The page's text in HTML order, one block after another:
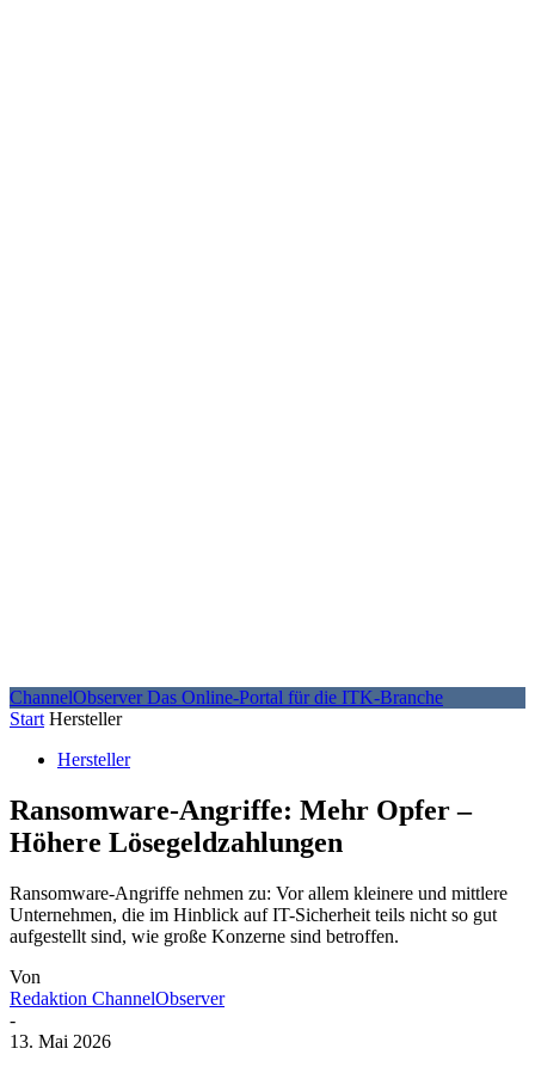
ChannelObserver Das Online-Portal für die ITK-Branche
Start Hersteller
Hersteller
Ransomware-Angriffe: Mehr Opfer –
Höhere Lösegeldzahlungen
Ransomware-Angriffe nehmen zu: Vor allem kleinere und mittlere
Unternehmen, die im Hinblick auf IT-Sicherheit teils nicht so gut
aufgestellt sind, wie große Konzerne sind betroffen.
Von
Redaktion ChannelObserver
-
13. Mai 2026